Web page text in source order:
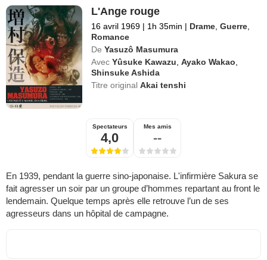
L'Ange rouge
16 avril 1969 | 1h 35min | Drame ,Guerre
Romance
De Yasuzô Masumura
Avec Yûsuke Kawazu ,Ayako Wakao
Shinsuke Ashida
Titre originalAkai tenshi
Spectateurs
4,0
Mes amis
--
En 1939, pendant la guerre sino-japonaise. L'infirmière Sakura se
fait agresser un soir par un groupe d’hommes repartant au front le
lendemain. Quelque temps après elle retrouve l’un de ses
agresseurs dans un hôpital de campagne.